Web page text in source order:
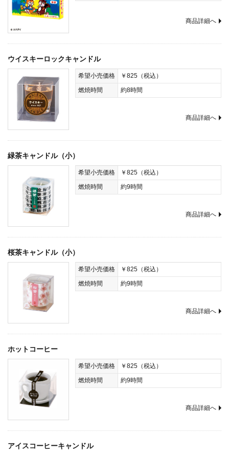
商品詳細へ
ウイスキーロックキャンドル
希望小売価格
￥825（税込）
燃焼時間
約8時間
商品詳細へ
緑茶キャンドル（小）
希望小売価格
￥825（税込）
燃焼時間
約9時間
商品詳細へ
桜茶キャンドル（小）
希望小売価格
￥825（税込）
燃焼時間
約9時間
商品詳細へ
ホットコーヒー
希望小売価格
￥825（税込）
燃焼時間
約9時間
商品詳細へ
アイスコーヒーキャンドル